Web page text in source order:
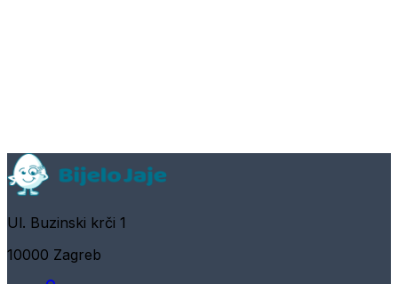
Ul. Buzinski krči 1
10000 Zagreb